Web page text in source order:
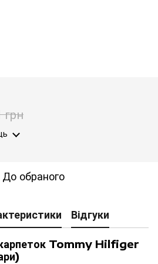
грн
До обраного
Відгуки
Tommy Hilfiger